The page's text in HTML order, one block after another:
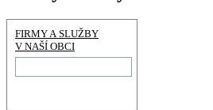
FIRMY A SLUŽBY
V NAŠÍ OBCI